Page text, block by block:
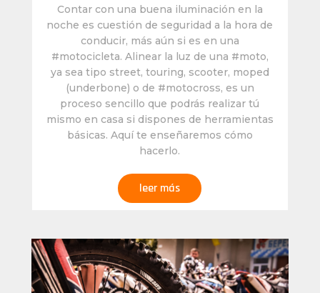
Contar con una buena iluminación en la
noche es cuestión de seguridad a la hora de
conducir, más aún si es en una
#motocicleta. Alinear la luz de una #moto,
ya sea tipo street, touring, scooter, moped
(underbone) o de #motocross, es un
proceso sencillo que podrás realizar tú
mismo en casa si dispones de herramientas
básicas. Aquí te enseñaremos cómo
hacerlo.
leer más